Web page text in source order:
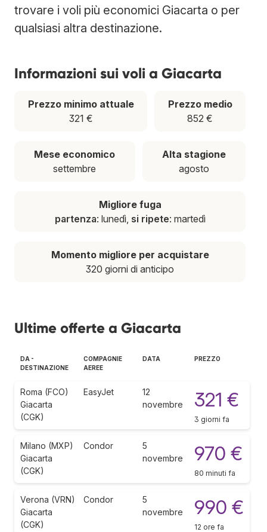
trovare i voli più economici Giacarta o per
qualsiasi altra destinazione.
Informazioni sui voli a Giacarta
Prezzo minimo attuale
321 €
Prezzo medio
852 €
Mese economico
settembre
Alta stagione
agosto
Migliore fuga
partenza: lunedì, si ripete: martedì
Momento migliore per acquistare
320 giorni di anticipo
Ultime offerte a Giacarta
DA -
DESTINAZIONE
COMPAGNIE
AEREE
DATA PREZZO
Roma (FCO)
Giacarta
(CGK)
EasyJet
12
novembre
321 €
3 giorni fa
Milano (MXP)
Giacarta
(CGK)
Condor
5
novembre
970 €
80 minuti fa
Verona (VRN)
Giacarta
(CGK)
Condor
5
novembre
990 €
12 ore fa